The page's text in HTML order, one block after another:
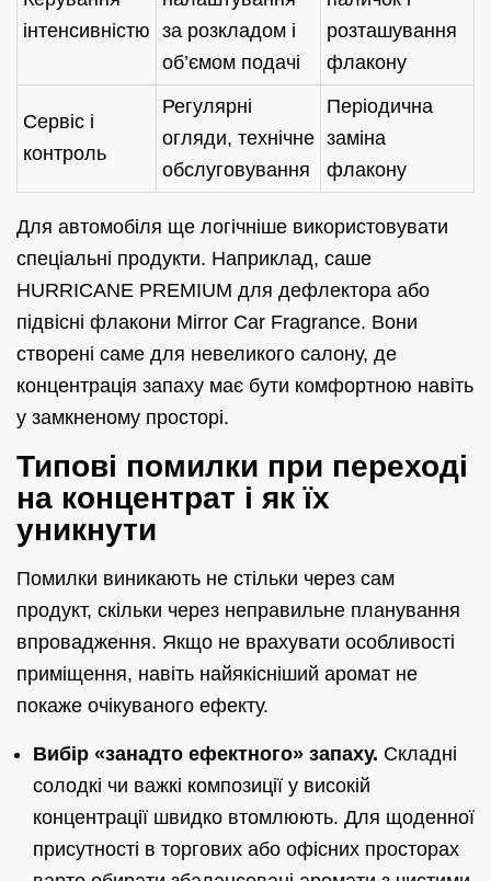
інтенсивністю за розкладом і
об’ємом подачі
розташування
флакону
Сервіс і
контроль
Регулярні
огляди, технічне
обслуговування
Періодична
заміна
флакону
Для автомобіля ще логічніше використовувати
спеціальні продукти. Наприклад, саше
HURRICANE PREMIUM для дефлектора або
підвісні флакони Mirror Car Fragrance. Вони
створені саме для невеликого салону, де
концентрація запаху має бути комфортною навіть
у замкненому просторі.
Типові помилки при переході
на концентрат і як їх
уникнути
Помилки виникають не стільки через сам
продукт, скільки через неправильне планування
впровадження. Якщо не врахувати особливості
приміщення, навіть найякісніший аромат не
покаже очікуваного ефекту.
Вибір «занадто ефектного» запаху. Складні
солодкі чи важкі композиції у високій
концентрації швидко втомлюють. Для щоденної
присутності в торгових або офісних просторах